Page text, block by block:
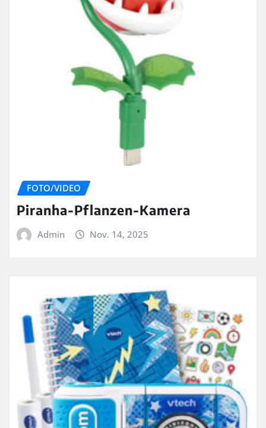
FOTO/VIDEO
Piranha-Pflanzen-Kamera
Admin Nov. 14, 2025